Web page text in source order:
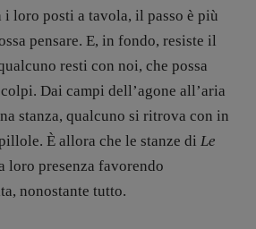
40
Artificiale
2022
i loro posti a tavola, il passo è più
pensare. E, in fondo, resiste il
resti con noi, che possa
Dai campi dell’agone all’aria
stanza, qualcuno si ritrova con in
È allora che le stanze di Le
loro presenza favorendo
nonostante tutto.